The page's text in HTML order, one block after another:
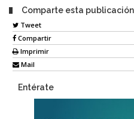
Comparte esta
Tweet
Compartir
Imprimir
Mail
Entérate